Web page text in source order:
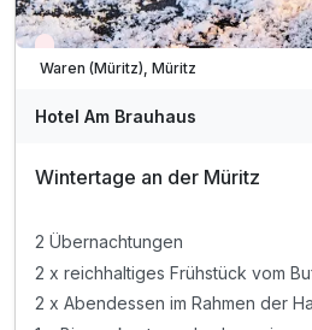
Wieder frei ab November
Waren (Müritz), Müritz
Hotel Am Brauhaus
Wintertage an der Müritz
2 Übernachtungen
2 x reichhaltiges Frühstück vom
2 x Abendessen im Rahmen der